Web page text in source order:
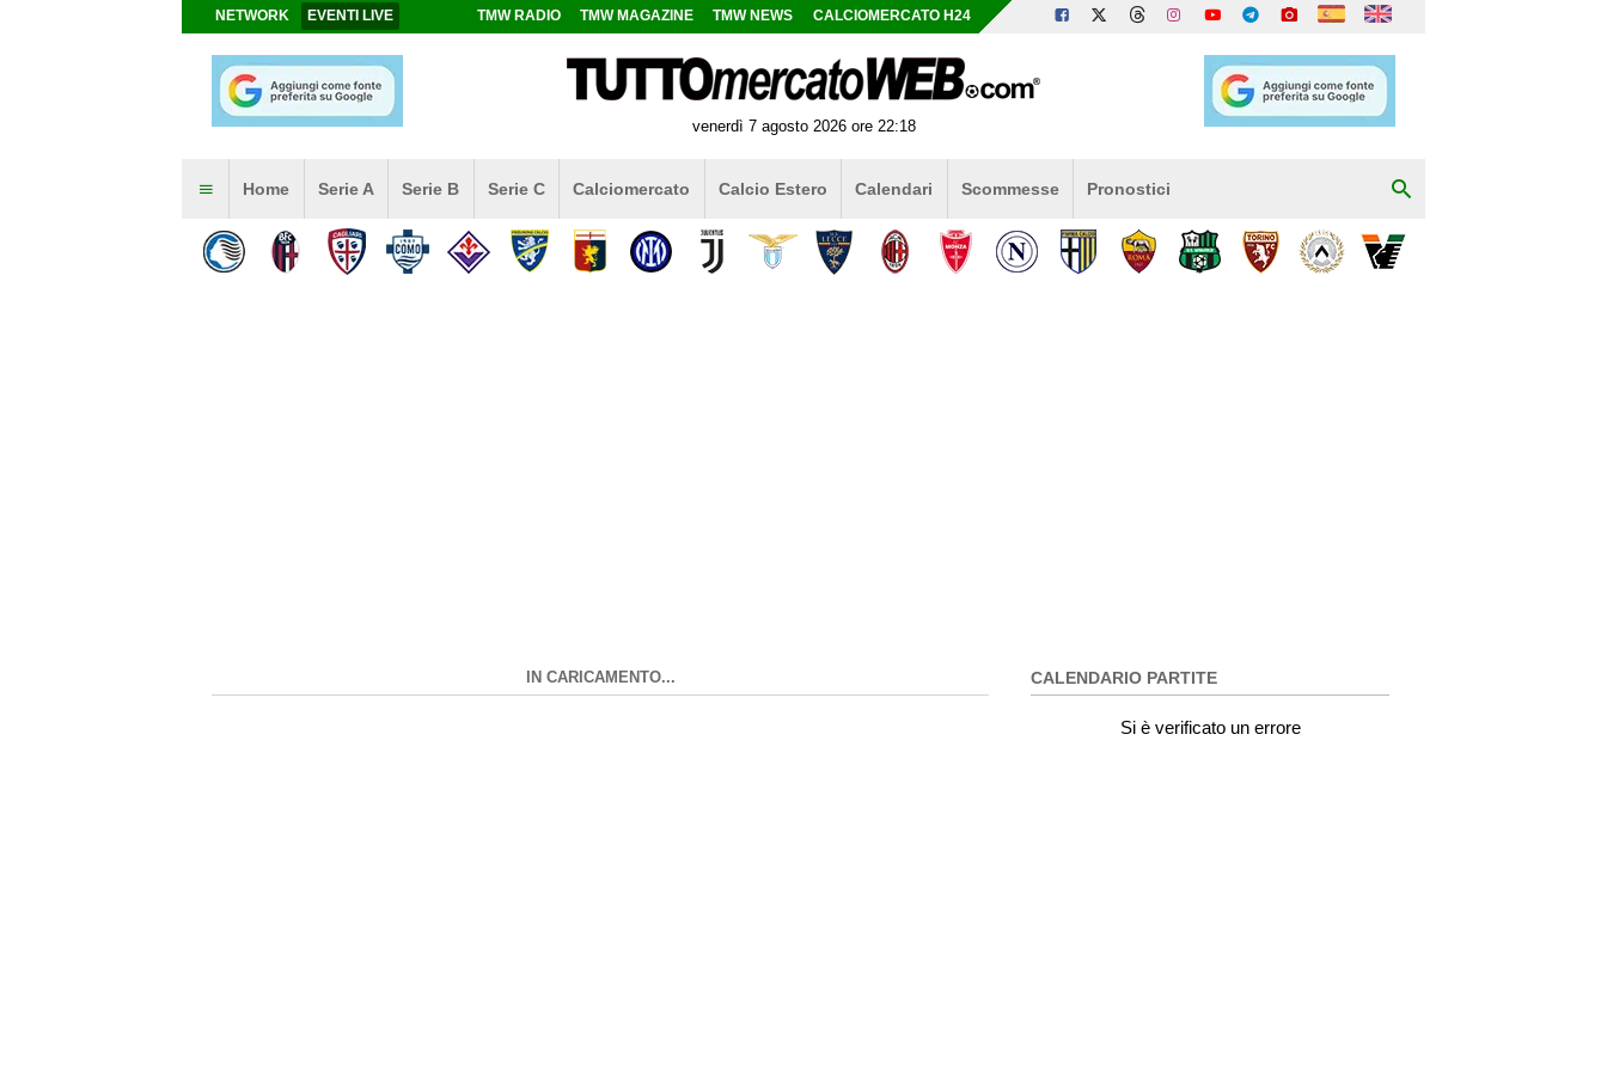
NETWORK EVENTI LIVE TMW RADIO TMW MAGAZINE TMW NEWS CALCIOMERCATO H24
venerdì 7 agosto 2026 ore 22:18
Home Serie A Serie B Serie C Calciomercato Calcio Estero Calendari Scommesse Pronostici
IN CARICAMENTO... CALENDARIO PARTITE
Si è verificato un errore